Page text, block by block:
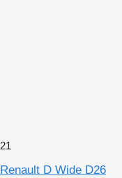
21
Renault D Wide D26